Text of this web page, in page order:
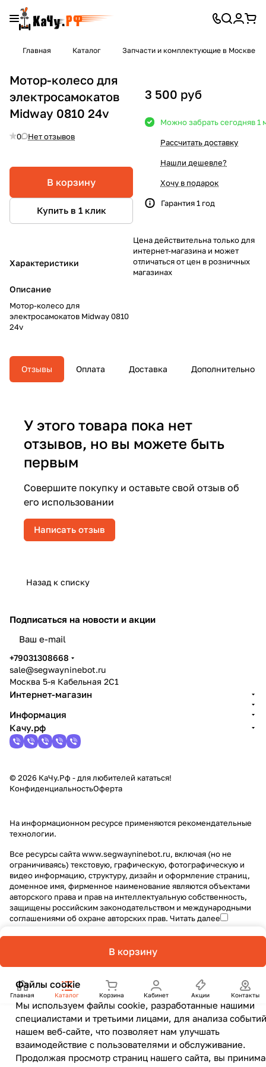
Главная Каталог Запчасти и комплектующие в Москве
Мотор-колесо для
электросамокатов
Midway 0810 24v
0 Нет отзывов
В корзину
Купить в 1 клик
Характеристики
Описание
Мотор-колесо для
электросамокатов Midway 0810
24v
3 500 руб
Можно забрать сегодняв 1
Рассчитать доставку
Нашли дешевле?
Хочу в подарок
Гарантия 1 год
Цена действительна только для
интернет-магазина и может
отличаться от цен в розничных
магазинах
Отзывы Оплата Доставка Дополнительно
У этого товара пока нет
отзывов, но вы можете быть
первым
Совершите покупку и оставьте свой отзыв об
его использовании
Написать отзыв
Назад к списку
В корзину
Главная Каталог Корзина Кабинет Акции Контакты
Файлы cookie
Мы используем файлы cookie, разработанные нашими
специалистами и третьими лицами, для анализа
нашем веб-сайте, что позволяет нам улучшать
взаимодействие с пользователями и обслуживание.
Продолжая просмотр страниц нашего сайта, вы
Подписаться на новости и акции
+79031308668
sale@segwayninebot.ru
Москва 5-я Кабельная 2С1
Интернет-магазин
Информация
Качу.рф
© 2026 КаЧу.Рф - для любителей кататься!
КонфиденциальностьОферта
На информационном ресурсе применяются рекомендательные
технологии.
Все ресурсы сайта www.segwayninebot.ru, включая (но не
ограничиваясь) текстовую, графическую, фотографическую и
видео информацию, структуру, дизайн и оформление страниц,
доменное имя, фирменное наименование являются объектами
авторского права и прав на интеллектуальную собственность,
защищены российским законодательством и международными
соглашениями об охране авторских прав. Читать далее